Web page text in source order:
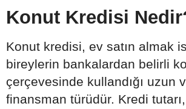
Konut Kredisi
Konut kredisi, ev satın almak
bireylerin bankalardan belirli
çerçevesinde kullandığı uzun
finansman türüdür. Kredi